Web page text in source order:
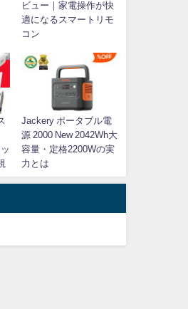
ビュー｜家電操作が快
適になるスマートリモ
コン
Jackery ポータブル電
源 2000 New 2042Wh大
容量・定格2200Wの実
力とは